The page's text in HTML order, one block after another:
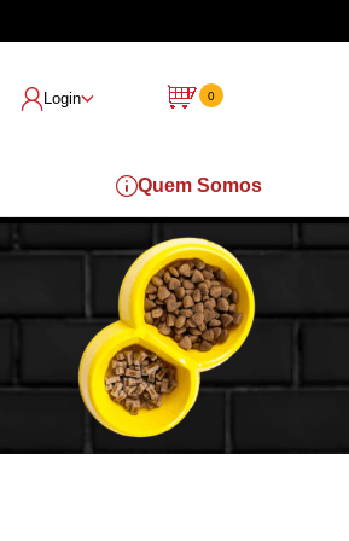
Login 0
Quem Somos